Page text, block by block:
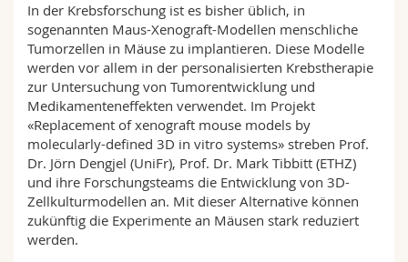
In der Krebsforschung ist es bisher üblich, in
sogenannten Maus-Xenograft-Modellen menschliche
Tumorzellen in Mäuse zu implantieren. Diese Modelle
werden vor allem in der personalisierten Krebstherapie
zur Untersuchung von Tumorentwicklung und
Medikamenteneffekten verwendet. Im Projekt
«Replacement of xenograft mouse models by
molecularly-defined 3D in vitro systems» streben Prof.
Dr. Jörn Dengjel (UniFr), Prof. Dr. Mark Tibbitt (ETHZ)
und ihre Forschungsteams die Entwicklung von 3D-
Zellkulturmodellen an. Mit dieser Alternative können
zukünftig die Experimente an Mäusen stark reduziert
werden.